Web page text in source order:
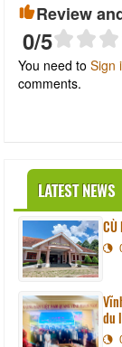
Review
0/5
You need to Sign
comments.
LATEST NEWS
CÙ
du